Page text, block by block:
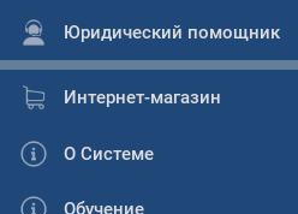
Юридический помощник
Интернет-магазин
О Системе
Обучение